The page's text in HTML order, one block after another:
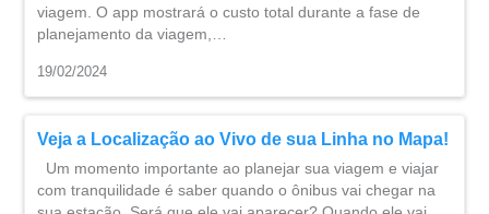
viagem. O app mostrará o custo total durante a fase de
planejamento da viagem,…
19/02/2024
Veja a Localização ao Vivo de sua Linha no Mapa!
Um momento importante ao planejar sua viagem e viajar
com tranquilidade é saber quando o ônibus vai chegar na